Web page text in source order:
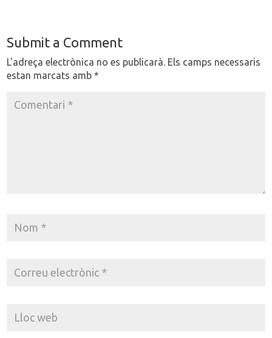
Submit a Comment
L'adreça electrònica no es publicarà. Els camps necessaris
estan marcats amb*